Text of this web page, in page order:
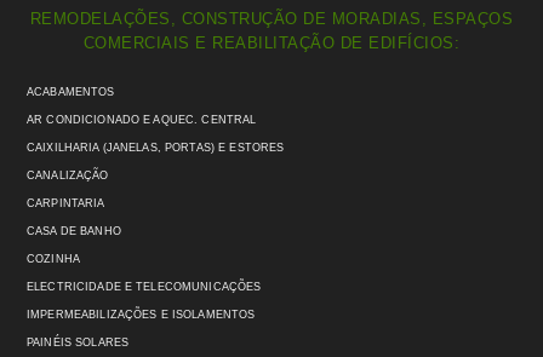
REMODELAÇÕES, CONSTRUÇÃO DE MORADIAS, ESPAÇOS
COMERCIAIS E REABILITAÇÃO DE EDIFÍCIOS:
ACABAMENTOS
AR CONDICIONADO E AQUEC. CENTRAL
CAIXILHARIA (JANELAS, PORTAS) E ESTORES
CANALIZAÇÃO
CARPINTARIA
CASA DE BANHO
COZINHA
ELECTRICIDADE E TELECOMUNICAÇÕES
IMPERMEABILIZAÇÕES E ISOLAMENTOS
PAINÉIS SOLARES